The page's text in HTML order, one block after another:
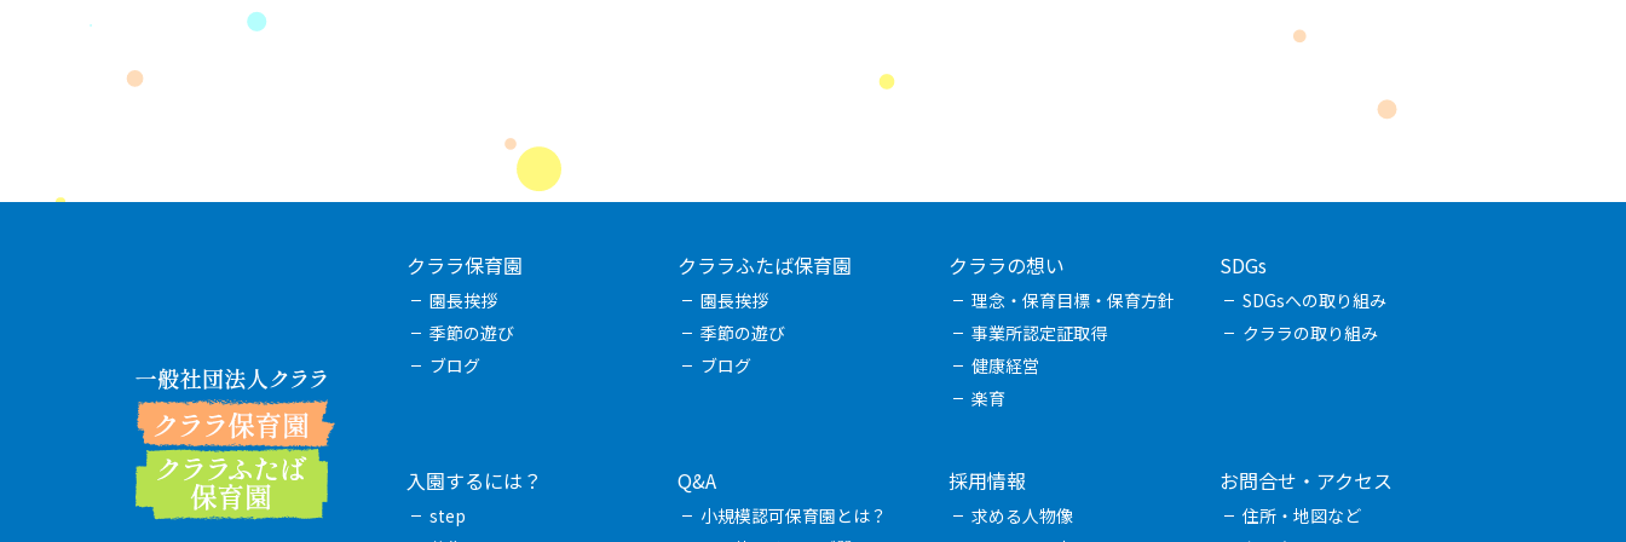
クララ保育園
園長挨拶
季節の遊び
ブログ
クララふたば保育園
園長挨拶
季節の遊び
ブログ
クララの想い
理念・保育目標・保育方針
事業所認定証取得
健康経営
楽育
SDGs
SDGsへの取り組み
クララの取り組み
入園するには？
step
Q&A
小規模認可保育園とは？
採用情報
求める人物像
お問合せ・アクセス
住所・地図など